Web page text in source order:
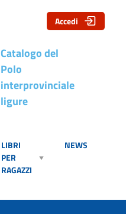
Catalogo del
Polo
interprovinciale
ligure
LIBRI
PER
RAGAZZI
NEWS
Accedi